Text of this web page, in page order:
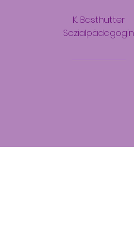
K. Basthutter
Sozialpädagogin